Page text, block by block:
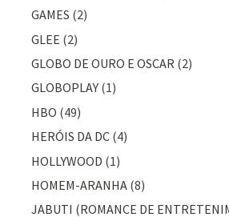
GAMES (2)
GLEE (2)
GLOBO DE OURO E OSCAR (2)
GLOBOPLAY (1)
HBO (49)
HERÓIS DA DC (4)
HOLLYWOOD (1)
HOMEM-ARANHA (8)
JABUTI (ROMANCE DE